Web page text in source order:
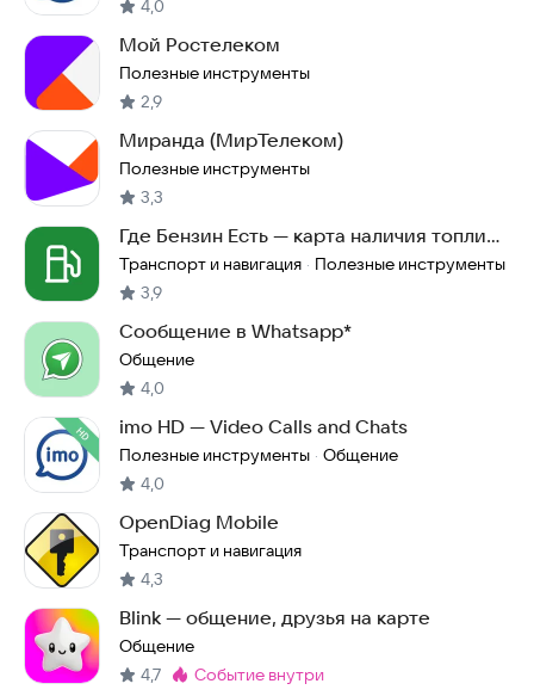
4,0
Мой Ростелеком
Полезные инструменты
2,9
Миранда (МирТелеком)
Полезные инструменты
3,3
Где Бензин Есть — карта наличия топлива
на АЗС
Транспорт и навигация · Полезные инструменты
3,9
Сообщение в Whatsapp*
Общение
4,0
imo HD — Video Calls and Chats
Полезные инструменты · Общение
4,0
OpenDiag Mobile
Транспорт и навигация
4,3
Blink — общение, друзья на карте
Общение
4,7 Метка:
событие внутри